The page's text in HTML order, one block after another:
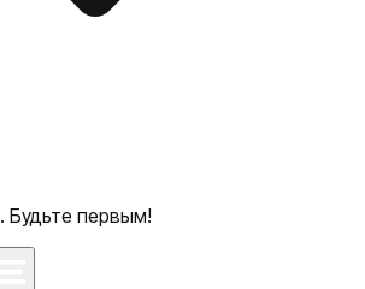
Будьте первым!